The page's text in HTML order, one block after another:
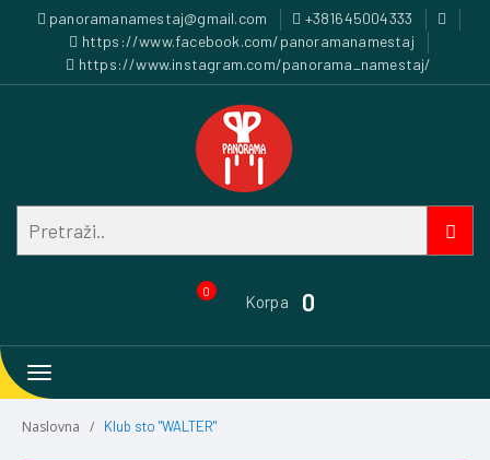
panoramanamestaj@gmail.com
+381645004333
https://www.facebook.com/panoramanamestaj
https://www.instagram.com/panorama_namestaj/
0
Korpa 0
Toggle
navigation
Naslovna Klub sto "WALTER"